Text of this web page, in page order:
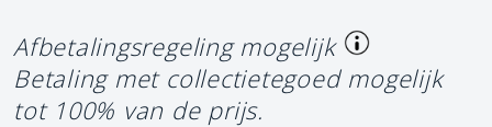
Afbetalingsregeling mogelijk
Betaling met collectietegoed mogelijk
tot 100% van de prijs.